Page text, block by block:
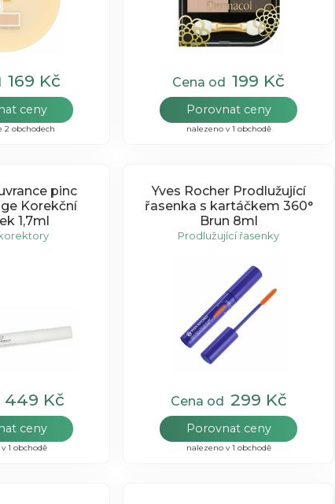
169 Kč
ceny
2 obchodech
Cena od 199 Kč
Porovnat ceny
nalezeno v 1 obchodě
pinc
Korekční
1,7ml
449 Kč
ceny
1 obchodě
Yves Rocher Prodlužující
řasenka s kartáčkem 360°
Brun 8ml
Prodlužující řasenky
Cena od 299 Kč
Porovnat ceny
nalezeno v 1 obchodě